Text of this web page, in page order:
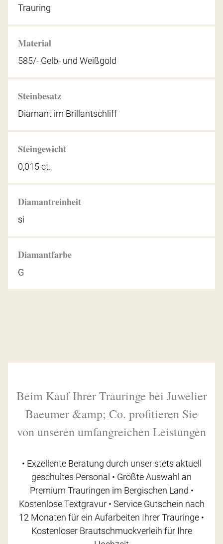
Trauring
Material
585/- Gelb- und Weißgold
Steinbesatz
Diamant im Brillantschliff
Steingewicht
0,015 ct.
Diamantreinheit
si
Diamantfarbe
G
Beim Kauf Ihrer Trauringe bei Juwelier
Baeumer &amp; Co. profitieren Sie
von unseren umfangreichen Leistungen
• Exzellente Beratung durch unser stets aktuell
geschultes Personal • Größte Auswahl an
Premium Trauringen im Bergischen Land •
Kostenlose Textgravur • Service Gutschein nach
12 Monaten für ein Aufarbeiten Ihrer Trauringe •
Kostenloser Brautschmuckverleih für Ihre